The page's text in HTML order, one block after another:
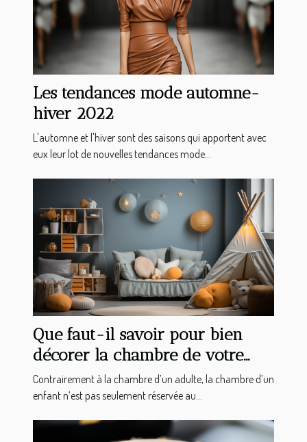
Les tendances mode automne-
hiver 2022
L'automne et l'hiver sont des saisons qui apportent avec
eux leur lot de nouvelles tendances mode...
Que faut-il savoir pour bien
décorer la chambre de votre
enfant ?
Contrairement à la chambre d’un adulte, la chambre d’un
enfant n’est pas seulement réservée au...